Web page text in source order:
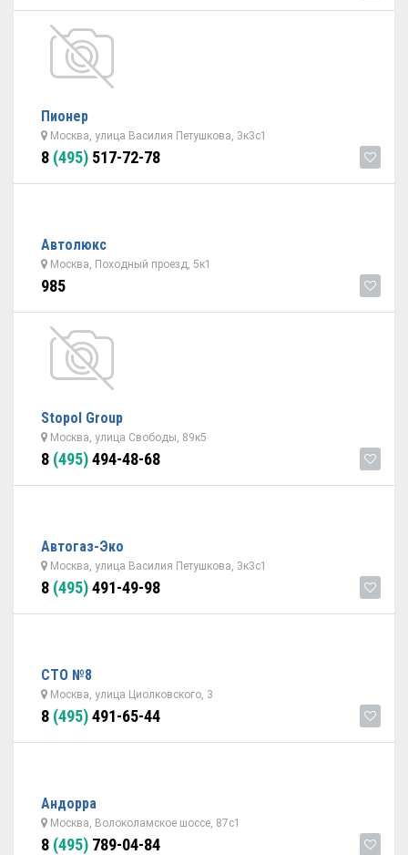
Пионер
Москва, улица Василия Петушкова, 3к3с1
8 (495) 517-72-78
Автолюкс
Москва, Походный проезд, 5к1
985
Stopol Group
Москва, улица Свободы, 89к5
8 (495)494-48-68
Автогаз-Эко
Москва, улица Василия Петушкова, 3к3с1
8 (495)491-49-98
СТО №8
Москва, улица Циолковского, 3
8 (495)491-65-44
Андорра
Москва, Волоколамское шоссе, 87с1
8 (495) 789-04-84